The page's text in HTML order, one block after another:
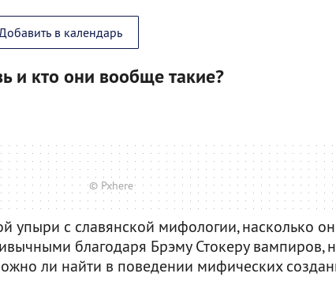
в календарь
и кто они вообще такие?
© Pxhere
упыри с славянской мифологии, насколько
благодаря Брэму Стокеру вампиров,
ли найти в поведении мифических